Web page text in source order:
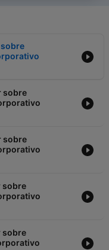
sobre
sobre
sobre
sobre